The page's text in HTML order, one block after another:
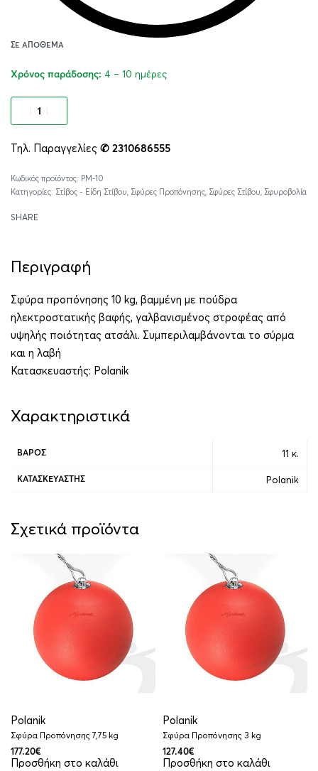
ΣΕ ΑΠΌΘΕΜΑ
Χρόνος παράδοσης: 4 – 10 ημέρες
Τηλ. Παραγγελίες ✆ 2310686555
PM-10
Κατηγορίες: Στίβος - Είδη Στίβου Σφύρες Προπόνησης Σφύρες Στίβου Σφυροβολία
SHARE
Περιγραφή
Σφύρα προπόνησης 10 kg, βαμμένη με πούδρα
ηλεκτροστατικής βαφής, γαλβανισμένος στροφέας από
υψηλής ποιότητας ατσάλι. Συμπεριλαμβάνονται το σύρμα
και η λαβή
Κατασκευαστής: Polanik
Χαρακτηριστικά
ΒΆΡΟΣ 11 κ.
ΚΑΤΑΣΚΕΥΑΣΤΉΣ Polanik
Σχετικά προϊόντα
Polanik
Σφύρα Προπόνησης 7,75 kg
177.20€
Προσθήκη στο καλάθι
Polanik
Σφύρα Προπόνησης 3 kg
127.40€
Προσθήκη στο καλάθι